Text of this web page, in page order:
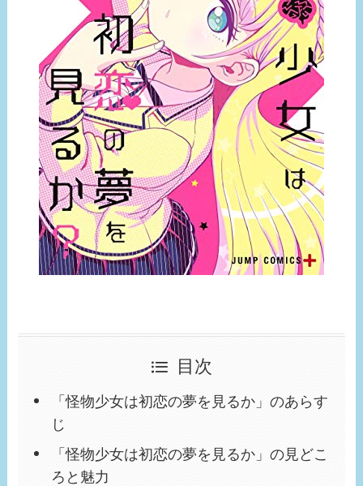
目次
「怪物少女は初恋の夢を見るか」のあらす
じ
「怪物少女は初恋の夢を見るか」の見どこ
ろと魅力